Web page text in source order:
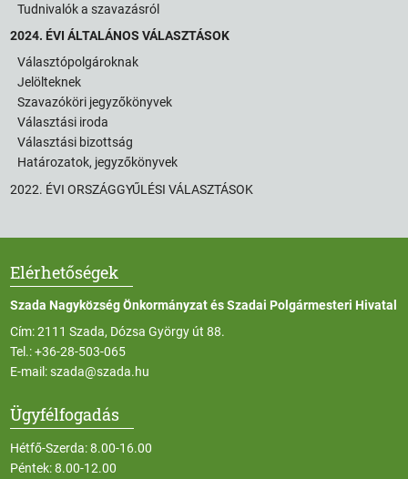
Tudnivalók a szavazásról
2024. ÉVI ÁLTALÁNOS VÁLASZTÁSOK
Választópolgároknak
Jelölteknek
Szavazóköri jegyzőkönyvek
Választási iroda
Választási bizottság
Határozatok, jegyzőkönyvek
2022. ÉVI ORSZÁGGYŰLÉSI VÁLASZTÁSOK
Elérhetőségek
Szada Nagyközség Önkormányzat és Szadai Polgármesteri Hivatal
Cím: 2111 Szada, Dózsa György út 88.
Tel.:+36-28-503-065
E-mail:szada@szada.hu
Ügyfélfogadás
Hétfő-Szerda: 8.00-16.00
Péntek: 8.00-12.00